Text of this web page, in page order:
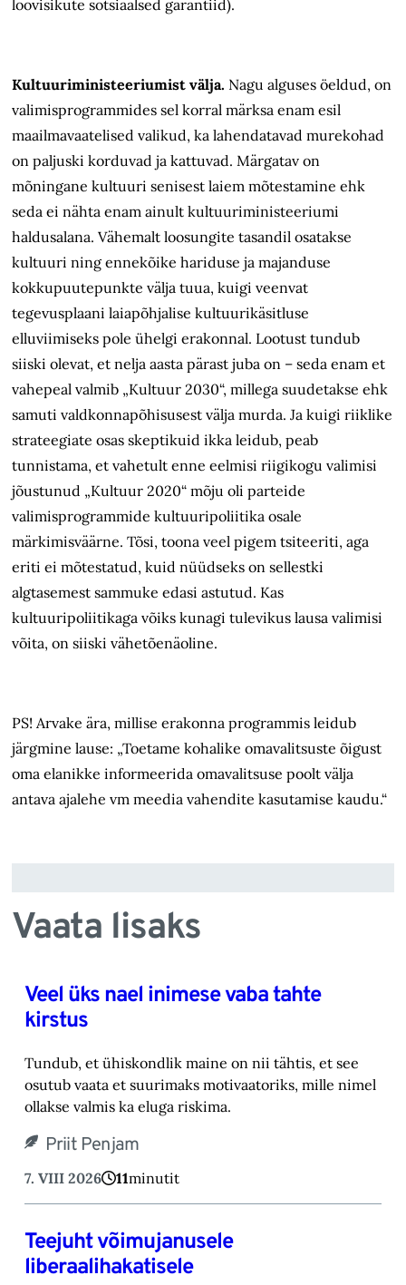
loovisikute sotsiaalsed garantiid).
Kultuuriministeeriumist välja. Nagu alguses öeldud, on
valimisprogrammides sel korral märksa enam esil
maailmavaatelised valikud, ka lahendatavad murekohad
on paljuski korduvad ja kattuvad. Märgatav on
mõningane kultuuri senisest laiem mõtestamine ehk
seda ei nähta enam ainult kultuuriministeeriumi
haldusalana. Vähemalt loosungite tasandil osatakse
kultuuri ning ennekõike hariduse ja majanduse
kokkupuutepunkte välja tuua, kuigi veenvat
tegevusplaani laiapõhjalise kultuurikäsitluse
elluviimiseks pole ühelgi erakonnal. Lootust tundub
siiski olevat, et nelja aasta pärast juba on – seda enam et
vahepeal valmib „Kultuur 2030“, millega suudetakse ehk
samuti valdkonnapõhisusest välja murda. Ja kuigi riiklike
strateegiate osas skeptikuid ikka leidub, peab
tunnistama, et vahetult enne eelmisi riigikogu valimisi
jõustunud „Kultuur 2020“ mõju oli parteide
valimisprogrammide kultuuripoliitika osale
märkimisväärne. Tõsi, toona veel pigem tsiteeriti, aga
eriti ei mõtestatud, kuid nüüdseks on sellestki
algtasemest sammuke edasi astutud. Kas
kultuuripoliitikaga võiks kunagi tulevikus lausa valimisi
võita, on siiski vähetõenäoline.
PS! Arvake ära, millise erakonna programmis leidub
järgmine lause: „Toetame kohalike omavalitsuste õigust
oma elanikke informeerida omavalitsuse poolt välja
antava ajalehe vm meedia vahendite kasutamise kaudu.“
Vaata lisaks
Veel üks nael inimese vaba tahte
kirstus
Tundub, et ühiskondlik maine on nii tähtis, et see
osutub vaata et suurimaks motivaatoriks, ‎mille nimel
ollakse valmis ka eluga riskima.‎
Priit Penjam
7. VIII 2026 11minutit
Teejuht võimujanusele
liberaalihakatisele